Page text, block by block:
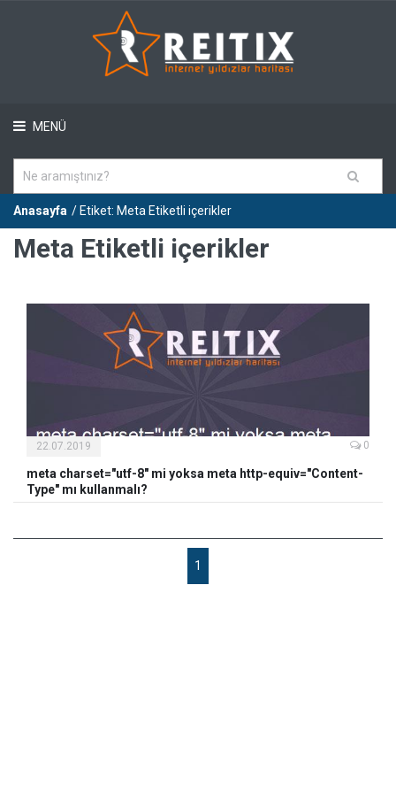
MENÜ
Anasayfa / Etiket: Meta Etiketli içerikler
Meta Etiketli içerikler
22.07.2019 0
meta charset="utf-8" mi yoksa meta http-equiv="Content-
Type" mı kullanmalı?
1